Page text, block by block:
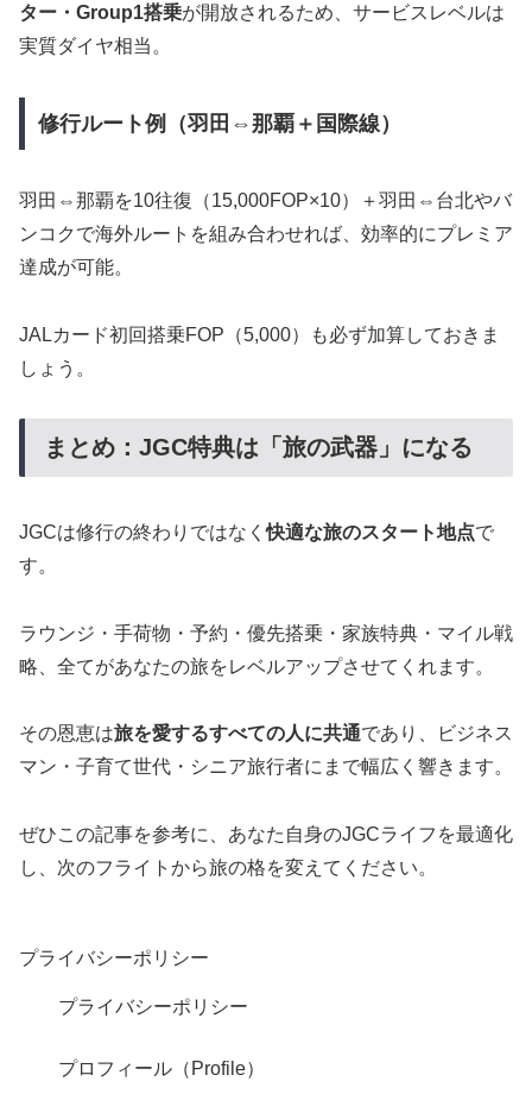
ター・Group1搭乗が開放されるため、サービスレベルは
実質ダイヤ相当。
修行ルート例（羽田⇔那覇＋国際線）
羽田⇔那覇を10往復（15,000FOP×10）＋羽田⇔台北やバ
ンコクで海外ルートを組み合わせれば、効率的にプレミア
達成が可能。
JALカード初回搭乗FOP（5,000）も必ず加算しておきま
しょう。
まとめ：JGC特典は「旅の武器」になる
JGCは修行の終わりではなく快適な旅のスタート地点で
す。
ラウンジ・手荷物・予約・優先搭乗・家族特典・マイル戦
略、全てがあなたの旅をレベルアップさせてくれます。
その恩恵は旅を愛するすべての人に共通であり、ビジネス
マン・子育て世代・シニア旅行者にまで幅広く響きます。
ぜひこの記事を参考に、あなた自身のJGCライフを最適化
し、次のフライトから旅の格を変えてください。
プライバシーポリシー
プライバシーポリシー
プロフィール（Profile）